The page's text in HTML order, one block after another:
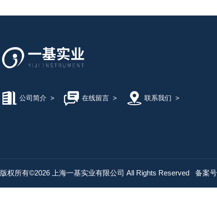
公司简介 > 在线留言> 联系我们 >
版权所有©2026 上海一基实业有限公司 All Rights Reserved 备案